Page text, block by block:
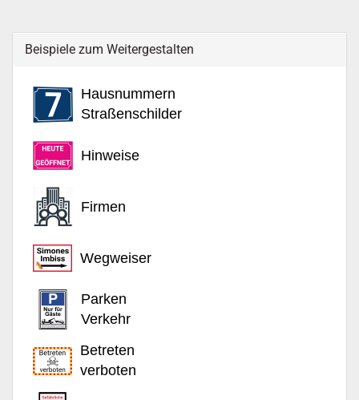
Beispiele zum Weitergestalten
Hausnummern
Straßenschilder
Hinweise
Firmen
Wegweiser
Parken
Verkehr
Betreten
verboten